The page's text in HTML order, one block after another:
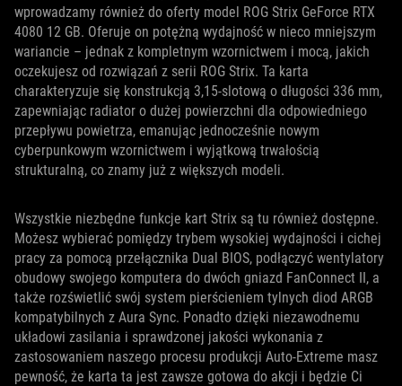
wprowadzamy również do oferty model ROG Strix GeForce RTX
4080 12 GB. Oferuje on potężną wydajność w nieco mniejszym
wariancie – jednak z kompletnym wzornictwem i mocą, jakich
oczekujesz od rozwiązań z serii ROG Strix. Ta karta
charakteryzuje się konstrukcją 3,15-slotową o długości 336 mm,
zapewniając radiator o dużej powierzchni dla odpowiedniego
przepływu powietrza, emanując jednocześnie nowym
cyberpunkowym wzornictwem i wyjątkową trwałością
strukturalną, co znamy już z większych modeli.
Wszystkie niezbędne funkcje kart Strix są tu również dostępne.
Możesz wybierać pomiędzy trybem wysokiej wydajności i cichej
pracy za pomocą przełącznika Dual BIOS, podłączyć wentylatory
obudowy swojego komputera do dwóch gniazd FanConnect II, a
także rozświetlić swój system pierścieniem tylnych diod ARGB
kompatybilnych z Aura Sync. Ponadto dzięki niezawodnemu
układowi zasilania i sprawdzonej jakości wykonania z
zastosowaniem naszego procesu produkcji Auto-Extreme masz
pewność, że karta ta jest zawsze gotowa do akcji i będzie Ci